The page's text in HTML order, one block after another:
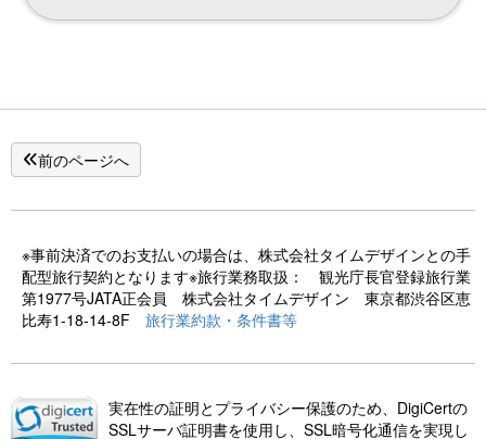
前のページへ
※事前決済でのお支払いの場合は、株式会社タイムデザインとの手
配型旅行契約となります※旅行業務取扱： 観光庁長官登録旅行業
第1977号JATA正会員 株式会社タイムデザイン 東京都渋谷区恵
比寿1-18-14-8F 旅行業約款・条件書等
実在性の証明とプライバシー保護のため、DigiCertの
SSLサーバ証明書を使用し、SSL暗号化通信を実現し